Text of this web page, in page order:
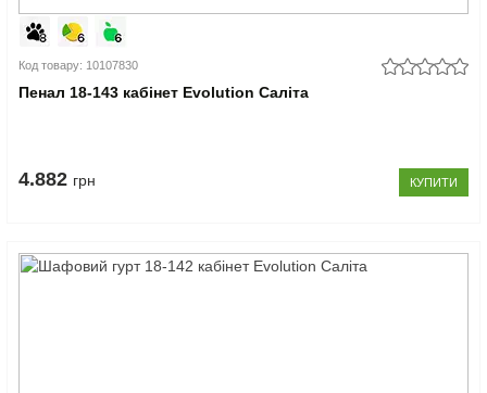
Код товару: 10107830
Пенал 18-143 кабінет Evolution Саліта
4.882 грн КУПИТИ